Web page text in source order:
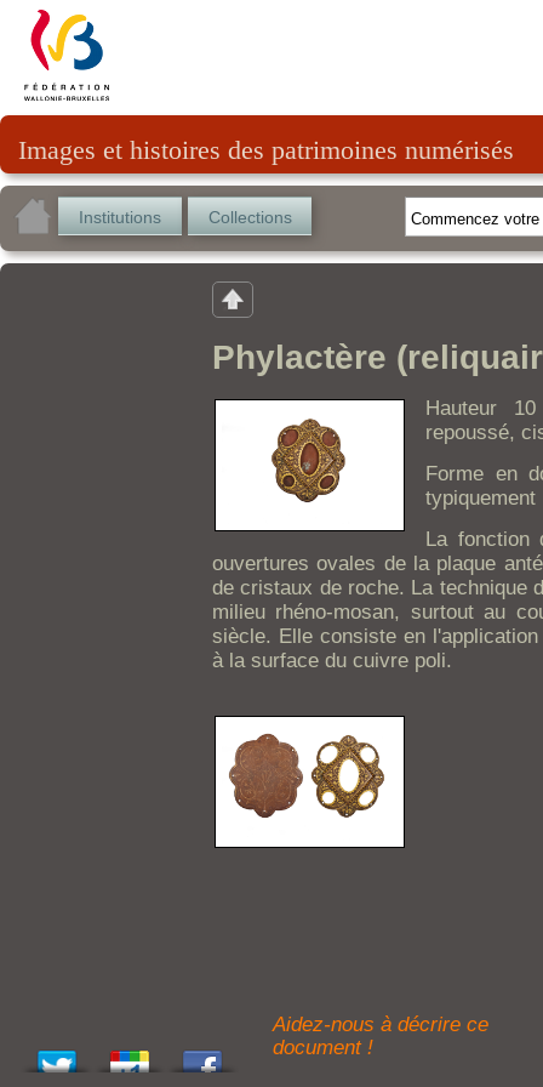
Images et histoires des patrimoines numérisés
Institutions Collections
Phylactère
Hauteur
repoussé,
Forme en
typiquement
La fonction
ouvertures ovales de la plaque
de cristaux de roche. La technique
milieu rhéno-mosan, surtout au
siècle. Elle consiste en
à la surface du cuivre poli.
Aidez-nous à décrire ce
document !